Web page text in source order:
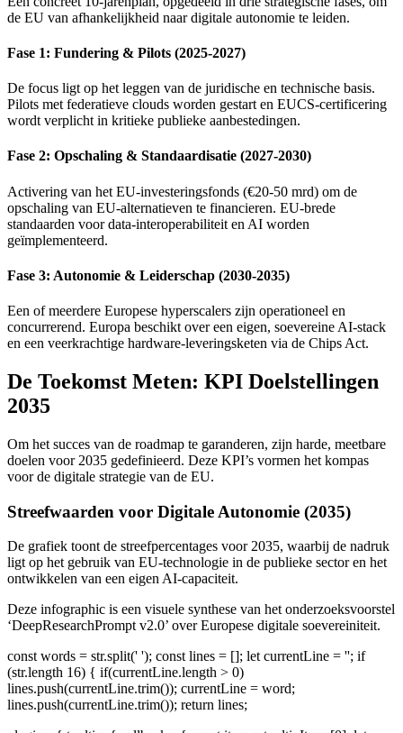
de EU van afhankelijkheid naar digitale autonomie te leiden.
Fase 1: Fundering & Pilots (2025-2027)
De focus ligt op het leggen van de juridische en technische basis.
Pilots met federatieve clouds worden gestart en EUCS-certificering
wordt verplicht in kritieke publieke aanbestedingen.
Fase 2: Opschaling & Standaardisatie (2027-2030)
Activering van het EU-investeringsfonds (€20-50 mrd) om de
opschaling van EU-alternatieven te financieren. EU-brede
standaarden voor data-interoperabiliteit en AI worden
geïmplementeerd.
Fase 3: Autonomie & Leiderschap (2030-2035)
Een of meerdere Europese hyperscalers zijn operationeel en
concurrerend. Europa beschikt over een eigen, soevereine AI-stack
en een veerkrachtige hardware-leveringsketen via de Chips Act.
De Toekomst Meten: KPI Doelstellingen
2035
Om het succes van de roadmap te garanderen, zijn harde, meetbare
doelen voor 2035 gedefinieerd. Deze KPI’s vormen het kompas
voor de digitale strategie van de EU.
Streefwaarden voor Digitale Autonomie (2035)
De grafiek toont de streefpercentages voor 2035, waarbij de nadruk
ligt op het gebruik van EU-technologie in de publieke sector en het
ontwikkelen van een eigen AI-capaciteit.
Deze infographic is een visuele synthese van het onderzoeksvoorstel
‘DeepResearchPrompt v2.0’ over Europese digitale soevereiniteit.
const words = str.split(' '); const lines = []; let currentLine = ''; if
(str.length 16) { if(currentLine.length > 0)
lines.push(currentLine.trim()); currentLine = word;
lines.push(currentLine.trim()); return lines;